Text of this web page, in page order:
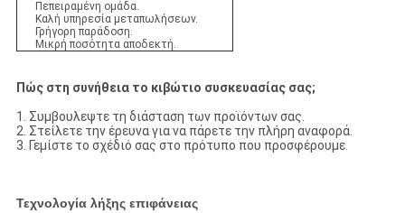
Πεπειραμένη ομάδα.
Καλή υπηρεσία μεταπωλήσεων.
Γρήγορη παράδοση.
Μικρή ποσότητα αποδεκτή.
Πώς στη συνήθεια το κιβώτιο συσκευασίας σας;
1. Συμβουλεψτε τη διάσταση των προϊόντων σας.
2. Στείλετε την έρευνα για να πάρετε την πλήρη αναφορά.
3. Γεμίστε το σχέδιό σας στο πρότυπο που προσφέρουμε.
Τεχνολογία λήξης επιφάνειας